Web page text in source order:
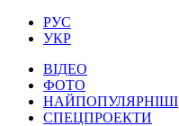
РУС
УКР
ВІДЕО
ФОТО
НАЙПОПУЛЯРНІШІ
СПЕЦПРОЕКТИ